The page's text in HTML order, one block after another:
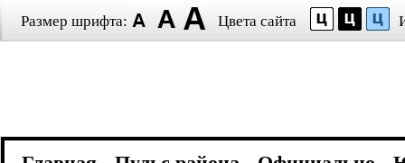
Размер шрифта: Цвета сайта